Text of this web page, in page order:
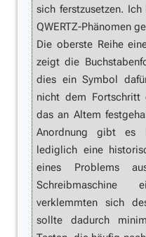
sich ferstzusetzen.
QWERTZ-Phänomen
Die oberste Reihe
zeigt die
dies ein Symbol
nicht dem Fortschritt
das an Altem
Anordnung gibt es
lediglich eine
eines Problems
Schreibmaschine
verklemmten sich
sollte dadurch